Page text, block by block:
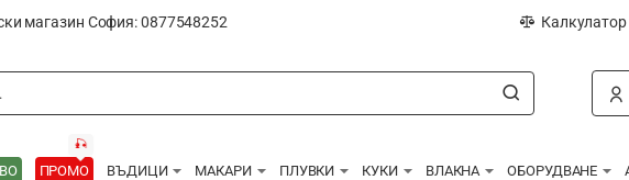
магазин София: 0877548252
ПРОМО
🎣
ВЪДИЦИ МАКАРИ ПЛУВКИ КУКИ ВЛАКНА ОБОРУДВАНЕ